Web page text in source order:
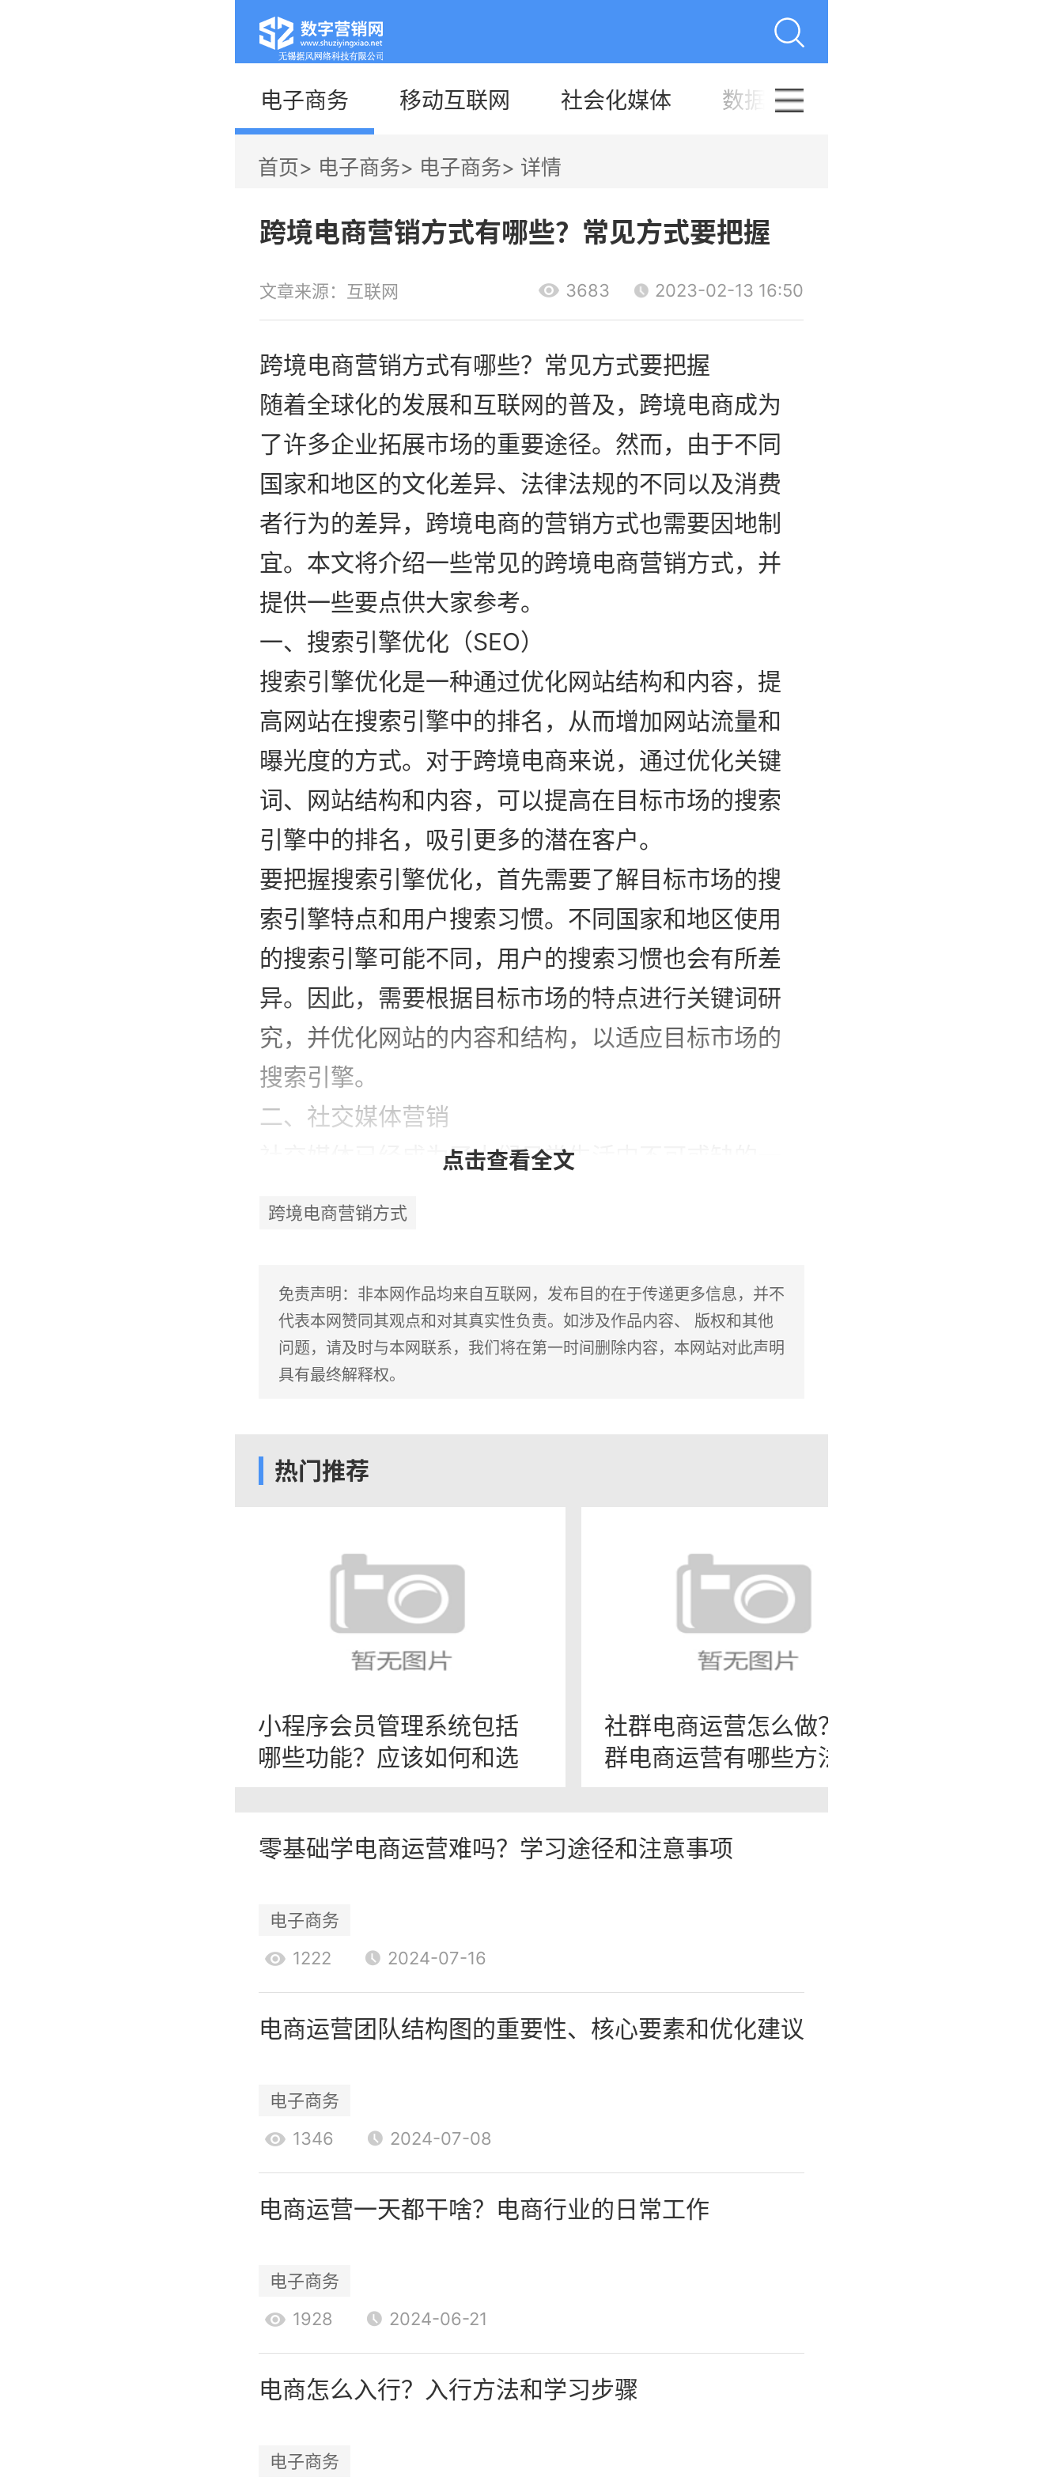
电子商务 移动互联网 社会化媒体 数据分析
首页> 电子商务> 电子商务> 详情
跨境电商营销方式有哪些？常见方式要把握
文章来源：互联网 3683 2023-02-13 16:50
跨境电商营销方式有哪些？常见方式要把握
随着全球化的发展和互联网的普及，跨境电商成为
了许多企业拓展市场的重要途径。然而，由于不同
国家和地区的文化差异、法律法规的不同以及消费
者行为的差异，跨境电商的营销方式也需要因地制
宜。本文将介绍一些常见的跨境电商营销方式，并
提供一些要点供大家参考。
一、搜索引擎优化（SEO）
搜索引擎优化是一种通过优化网站结构和内容，提
高网站在搜索引擎中的排名，从而增加网站流量和
曝光度的方式。对于跨境电商来说，通过优化关键
词、网站结构和内容，可以提高在目标市场的搜索
引擎中的排名，吸引更多的潜在客户。
要把握搜索引擎优化，首先需要了解目标市场的搜
索引擎特点和用户搜索习惯。不同国家和地区使用
的搜索引擎可能不同，用户的搜索习惯也会有所差
异。因此，需要根据目标市场的特点进行关键词研
究，并优化网站的内容和结构，以适应目标市场的
搜索引擎。
二、社交媒体营销
社交媒体已经成为了人们日常生活中不可或缺的一
动和信任关系。
在进行社交媒体营销时，需要根据目标市场的特点
会有所差异。因此，需要进行市场调研，了解目标
三、内容营销
内容营销是一种通过提供有价值的内容来吸引潜在
客户的营销方式。对于跨境电商来说，通过提供与
目标市场相关的内容，可以吸引潜在客户的关注，
并建立起信任和品牌形象。
在进行内容营销时，需要根据目标市场的特点选择
场调研，了解目标市场的内容需求，并制定相应的
内容营销策略。
四、影响者营销
影响者营销是一种通过与有影响力的人合作，借助
他们的影响力来推广产品或品牌的营销方式。对于
以借助他们的影响力和粉丝基础，快速扩大品牌曝
光度和影响力。
影响者，并与他们建立起合作关系。影响者的选择
总结：
特点进行选择和调整。搜索引擎优化、社交媒体营
点击查看全文
跨境电商营销方式
免责声明：非本网作品均来自互联网，发布目的在于传递更多信息，并不
代表本网赞同其观点和对其真实性负责。如涉及作品内容、 版权和其他
问题，请及时与本网联系，我们将在第一时间删除内容，本网站对此声明
具有最终解释权。
热门推荐
小程序会员管理系统包括
哪些功能？应该如何和选
社群电商运营怎么做？社
群电商运营有哪些方法
零基础学电商运营难吗？学习途径和注意事项
电子商务
1222
2024-07-16
电商运营团队结构图的重要性、核心要素和优化建议
电子商务
1346
2024-07-08
电商运营一天都干啥？电商行业的日常工作
电子商务
1928
2024-06-21
电商怎么入行？入行方法和学习步骤
电子商务